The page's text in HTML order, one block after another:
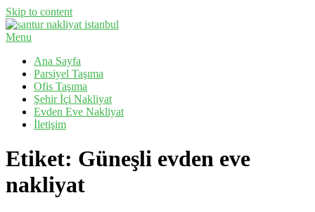
Skip to content
Santur Nakliyat
Menu
Ana Sayfa
Parsiyel Taşıma
Ofis Taşıma
Şehir İçi Nakliyat
Evden Eve Nakliyat
İletişim
Etiket: Güneşli evden eve
nakliyat